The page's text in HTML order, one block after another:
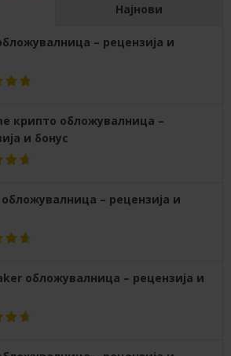
Најнови
– рецензија и
крипто обложувалница –
и бонус
обложувалница – рецензија и
обложувалница – рецензија и